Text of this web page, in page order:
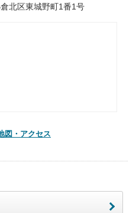
北区東城野町1番1号
図・アクセス